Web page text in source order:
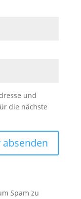
und
die nächste
Spam zu